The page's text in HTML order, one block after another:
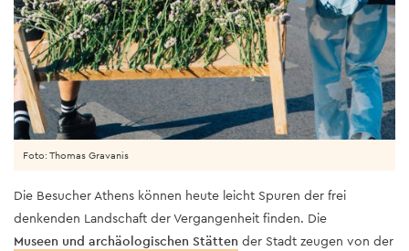
Die Besucher Athens können heute leicht Spuren der frei
denkenden Landschaft der Vergangenheit finden. Die
Museen und archäologischen Stätten der Stadt zeugen von der
Foto: Thomas Gravanis